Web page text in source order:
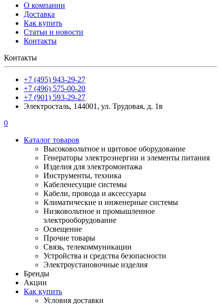
О компании
Доставка
Как купить
Статьи и новости
Контакты
Контакты
+7 (495) 943-29-27
+7 (496) 575-00-20
+7 (901) 593-29-27
Электросталь, 144001, ул. Трудовая, д. 1в
0
Каталог товаров
Высоковольтное и щитовое оборудование
Генераторы электроэнергии и элементы питания
Изделия для электромонтажа
Инструменты, техника
Кабеленесущие системы
Кабели, провода и аксессуары
Климатические и инженерные системы
Низковольтное и промышленное
электрооборудование
Освещение
Прочие товары
Связь, телекоммуникации
Устройства и средства безопасности
Электроустановочные изделия
Бренды
Акции
Как купить
Условия доставки